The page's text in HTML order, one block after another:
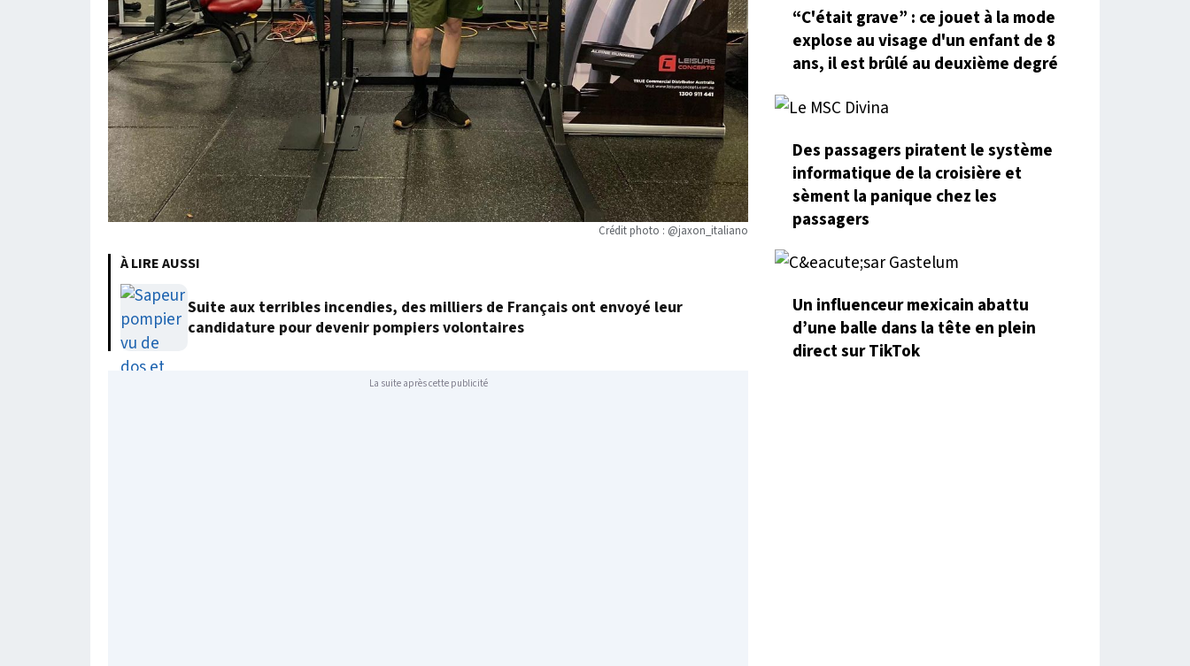
Crédit photo : @jaxon_italiano
À LIRE AUSSI
Suite aux terribles incendies, des milliers de Français ont envoyé leur
candidature pour devenir pompiers volontaires
La suite après cette publicité
“C'était grave” : ce jouet à la mode
explose au visage d'un enfant de 8
ans, il est brûlé au deuxième degré
Des passagers piratent le système
informatique de la croisière et
sèment la panique chez les
passagers
Un influenceur mexicain abattu
d’une balle dans la tête en plein
direct sur TikTok